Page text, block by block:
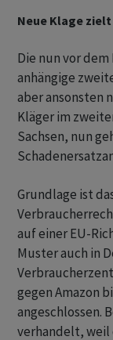
Neue Klage
Die nun vor
anhängige
aber ansonsten
Kläger im
Sachsen, nun
Grundlage ist
auf einer EU-
Muster auch in
gegen Amazon
angeschlossen.
verhandelt, weil